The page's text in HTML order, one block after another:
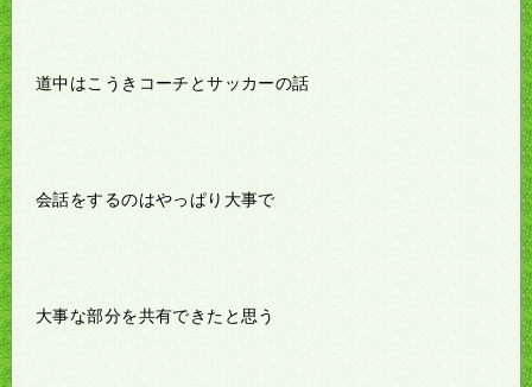
道中はこうきコーチとサッカーの話
会話をするのはやっぱり大事で
大事な部分を共有できたと思う